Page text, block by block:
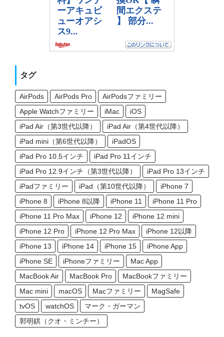
タグ
AirPods AirPods Pro
AirPodsファミリー
Apple Watchファミリー
iMac
iOS
iPad Air（第3世代以降）
iPad Air（第4世代以降）
iPad mini（第6世代以降）
iPadOS
iPad Pro 10.5インチ
iPad Pro 11インチ
iPad Pro 12.9インチ（第3世代以降）
iPad Pro 13インチ
iPadファミリー
iPad（第10世代以降）
iPhone 7
iPhone 8
iPhone 8以降 iPhone 11
iPhone 11 Pro
iPhone 11 Pro Max
iPhone 12
iPhone 12 mini
iPhone 12 Pro
iPhone 12 Pro Max
iPhone 12以降
iPhone 13
iPhone 14 iPhone 15
iPhone App
iPhone SE
iPhoneファミリー
Mac App
MacBook Air
MacBook Pro
MacBookファミリー
Mac mini
macOS Macファミリー
MagSafe
tvOS
watchOS
マーク・ガーマン
郭明錤（クオ・ミンチー）